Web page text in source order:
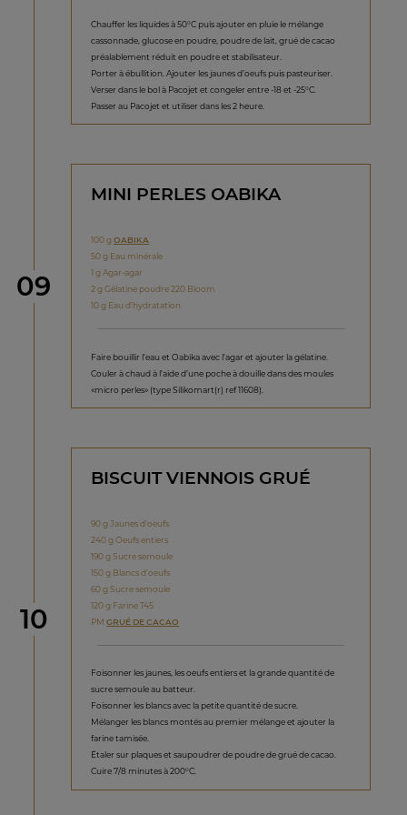
Chauffer les liquides à 50°C puis ajouter en pluie le mélange
cassonnade, glucose en poudre, poudre de lait, grué de cacao
préalablement réduit en poudre et stabilisateur.
Porter à ébullition. Ajouter les jaunes d’oeufs puis pasteuriser.
Verser dans le bol à Pacojet et congeler entre -18 et -25°C.
Passer au Pacojet et utiliser dans les 2 heure.
étape
09
MINI PERLES OABIKA
100 gOABIKA
50 g Eau minérale
1 g Agar-agar
2 g Gélatine poudre 220 Bloom
10 g Eau d’hydratation
Faire bouillir l’eau et Oabika avec l’agar et ajouter la gélatine.
Couler à chaud à l’aide d’une poche à douille dans des moules
«micro perles» (type Silikomart(r) ref 11608).
étape
10
BISCUIT VIENNOIS GRUÉ
90 g Jaunes d’oeufs
240 g Oeufs entiers
190 g Sucre semoule
150 g Blancs d’oeufs
60 g Sucre semoule
120 g Farine T45
PMGRUÉ DE CACAO
Foisonner les jaunes, les oeufs entiers et la grande quantité de
sucre semoule au batteur.
Foisonner les blancs avec la petite quantité de sucre.
Mélanger les blancs montés au premier mélange et ajouter la
farine tamisée.
Étaler sur plaques et saupoudrer de poudre de grué de cacao.
Cuire 7/8 minutes à 200°C.